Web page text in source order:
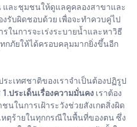
และชุมชนให้ดูแลคูคลองสาขาและ
รับผิดชอบด้วย เพื่อจะทำควบคู่ไป
ในการจะเร่งระบายน้ำและหาวิธี
กภัยให้ได้ครอบคลุมมากยิ่งขึ้นอีก
ระเทศชาติของเราจำเป็นต้องปฏิรูป
1.ประเด็นเรื่องความมั่นคง เราต้อง
นในการเฝ้าระวังช่วยสังเกตสิ่งผิด
หตุร้ายในทุกกรณีในพื้นที่ของตน ซึ่ง